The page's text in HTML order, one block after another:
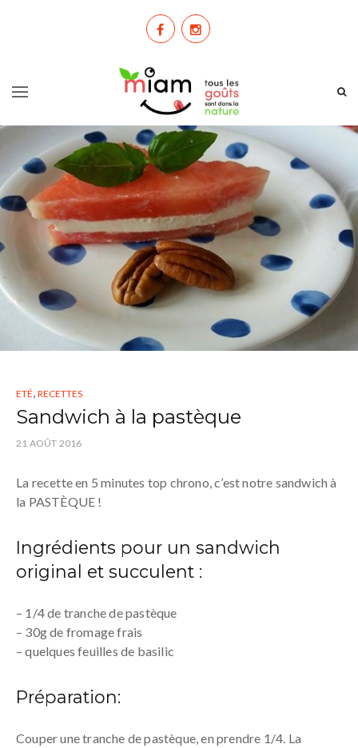
ETÉ, RECETTES
Sandwich à la pastèque
21 AOÛT 2016
La recette en 5 minutes top chrono, c’est notre sandwich à
la PASTÈQUE !
Ingrédients pour un sandwich
original et succulent :
– 1/4 de tranche de pastèque
– 30g de fromage frais
– quelques feuilles de basilic
Préparation:
Couper une tranche de pastèque, en prendre 1/4. La